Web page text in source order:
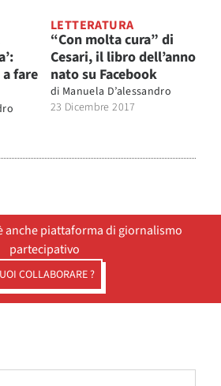
fare
LETTERATURA
“Con molta cura” di
Cesari, il libro dell’anno
nato su Facebook
di Manuela D’alessandro
23 Dicembre 2017
anche piattaforma di giornalismo
partecipativo
COLLABORARE ?